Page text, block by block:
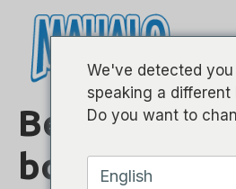
Belajar
book
We've detected
speaking a different
Do you want to
English